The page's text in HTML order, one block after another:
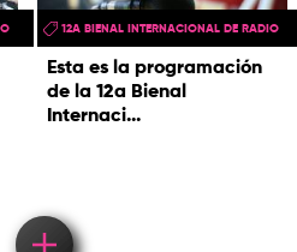
Esta es la programación
de la 12a Bienal
Internaci...
12A BIENAL INTERNACIONAL DE RADIO
Load More